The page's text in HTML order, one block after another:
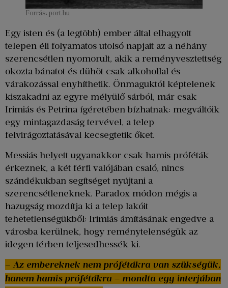
Forrás: port.hu
Egy isten és (a legtöbb) ember által elhagyott
telepen éli folyamatos utolsó napjait az a néhány
szerencsétlen nyomorult, akik a reményvesztettség
okozta bánatot és dühöt csak alkohollal és
várakozással enyhíthetik. Önmaguktól képtelenek
kiszakadni az egyre mélyülő sárból, már csak
Irimiás és Petrina ígéretében bízhatnak: megváltóik
egy mintagazdaság tervével, a telep
felvirágoztatásával kecsegtetik őket.
Messiás helyett ugyanakkor csak hamis próféták
érkeznek, a két férfi valójában csaló, nincs
szándékukban segítséget nyújtani a
szerencsétleneknek. Paradox módon mégis a
hazugság mozdítja ki a telep lakóit
tehetetlenségükből: Irimiás ámításának engedve a
városba kerülnek, hogy reménytelenségük az
idegen térben teljesedhessék ki.
– Az embereknek nem prófétákra van szükségük,
hanem hamis prófétákra – mondta egy interjúban